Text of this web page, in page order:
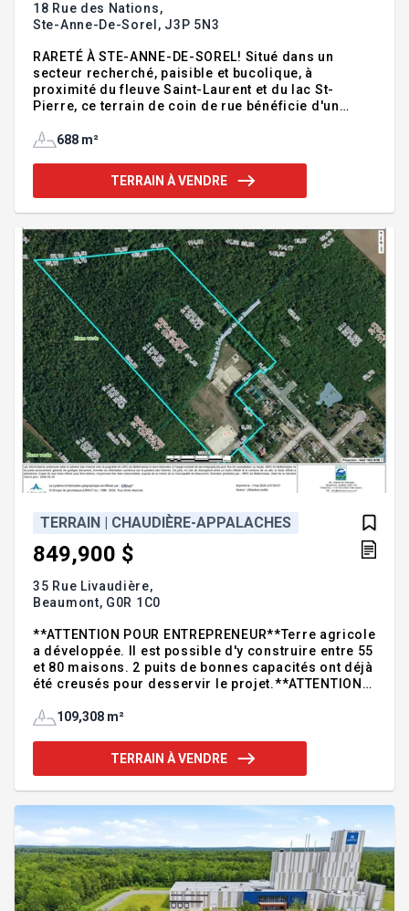
18 Rue des Nations,
Ste-Anne-De-Sorel, J3P 5N3
RARETÉ À STE-ANNE-DE-SOREL! Situé dans un
secteur recherché, paisible et bucolique, à
proximité du fleuve Saint-Laurent et du lac St-
Pierre, ce terrain de coin de rue bénéficie d'un
avec vue partielle sur le fleuve. À moins de 1 km de
dans un secteur où les terrains disponibles se font
très rares. Bien que la résidence ait été incendiée
reconstruire un bâtiment similaire sur les
fondations actuelles, en ver
688 m²
TERRAIN À VENDRE
TERRAIN | CHAUDIÈRE-APPALACHES
849,900 $
35 Rue Livaudière,
Beaumont, G0R 1C0
**ATTENTION POUR ENTREPRENEUR**Terre agricole
a développée. Il est possible d'y construire entre 55
et 80 maisons. 2 puits de bonnes capacités ont déjà
été creusés pour desservir le projet.**ATTENTION
développée. Il est possible d'y construire entre 55
été creusés pour desservir le projet.- La projection
initiale était de 55 maisons sur terrain de 16 000
109,308 m²
TERRAIN À VENDRE